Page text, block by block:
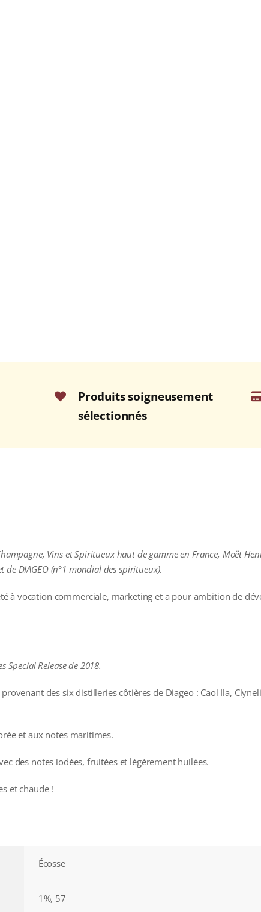
Produits soigneusement
sélectionnés
Vins et Spiritueux haut de gamme en France, Moët
DIAGEO (n°1 mondial des spiritueux).
à vocation commerciale, marketing et a pour ambition de
Special Release de 2018.
provenant des six distilleries côtières de Diageo : Caol Ila,
et aux notes maritimes.
des notes iodées, fruitées et légèrement huilées.
et chaude !
Écosse
1%, 57